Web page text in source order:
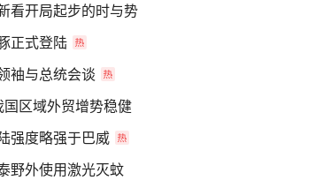
看开局起步的时与势
正式登陆
袖与总统会谈
区域外贸增势稳健
强度略强于巴威
野外使用激光灭蚊